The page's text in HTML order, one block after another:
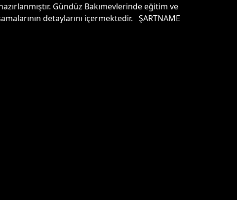
Gündüz Bakımevlerinde eğitim ve
detaylarını içermektedir. ŞARTNAME